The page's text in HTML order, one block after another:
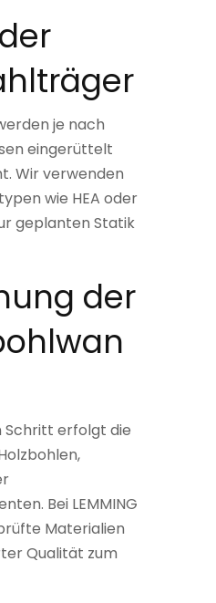
je nach
eingerüttelt
Wir verwenden
wie HEA oder
geplanten Statik
der
Schritt erfolgt die
Bei LEMMING
Materialien
Qualität zum